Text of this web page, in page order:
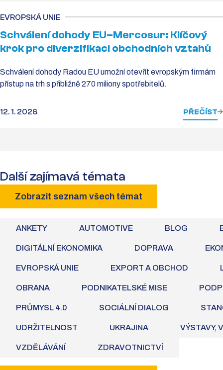
EVROPSKÁ UNIE
Schválení dohody EU–Mercosur: Klíčový
krok pro diverzifikaci obchodních vztahů
Schválení dohody Radou EU umožní otevřít evropským firmám
přístup na trh s přibližně 270 miliony spotřebitelů.
12. 1. 2026 PŘEČÍST
Další zajímavá témata
Zobrazit seznam všech témat
ANKETY AUTOMOTIVE BLOG
DIGITÁLNÍ EKONOMIKA DOPRAVA
EVROPSKÁ UNIE EXPORT A OBCHOD
OBRANA PODNIKATELSKÉ MISE
PRŮMYSL 4.0 SOCIÁLNÍ DIALOG
UDRŽITELNOST UKRAJINA VÝSTAVY,
VZDĚLÁVÁNÍ ZDRAVOTNICTVÍ